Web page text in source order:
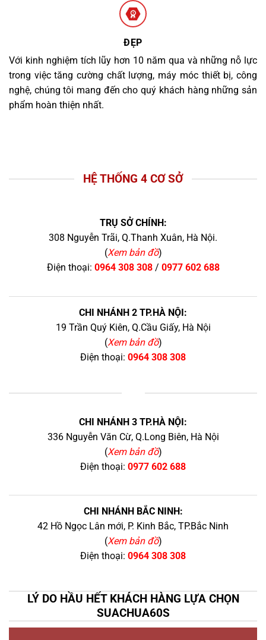
ĐẸP
Với kinh nghiệm tích lũy hơn 10 năm qua và những nỗ lực
trong việc tăng cường chất lượng, máy móc thiết bị, công
nghệ, chúng tôi mang đến cho quý khách hàng những sản
phẩm hoàn thiện nhất.
HỆ THỐNG 4 CƠ SỞ
TRỤ SỞ CHÍNH:
308 Nguyễn Trãi, Q.Thanh Xuân, Hà Nội.
(Xem bản đồ)
Điện thoại: 0964 308 308/ 0977 602 688
CHI NHÁNH 2 TP.HÀ NỘI:
19 Trần Quý Kiên, Q.Cầu Giấy, Hà Nội
(Xem bản đồ)
Điện thoại: 0964 308 308
CHI NHÁNH 3 TP.HÀ NỘI:
336 Nguyễn Văn Cừ, Q.Long Biên, Hà Nội
(Xem bản đồ)
Điện thoại: 0977 602 688
CHI NHÁNH BẮC NINH:
42 Hồ Ngọc Lân mới, P. Kinh Bắc, TP.Bắc Ninh
(Xem bản đồ)
Điện thoại: 0964 308 308
LÝ DO HẦU HẾT KHÁCH HÀNG LỰA CHỌN
SUACHUA60S